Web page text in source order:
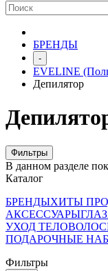
БРЕНДЫ
-
EVELINE
Депилятор
Фильтры
В данном разделе
Каталог
БРЕНДЫХИТЫ
АКСЕССУАРЫ
УХОД ТЕЛО
ПОДАРОЧНЫЕ
Фильтры